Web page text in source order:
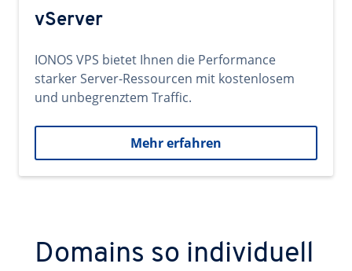
vServer
IONOS VPS bietet Ihnen die Performance
starker Server-Ressourcen mit kostenlosem
und unbegrenztem Traffic.
Mehr erfahren
Domains so individuell